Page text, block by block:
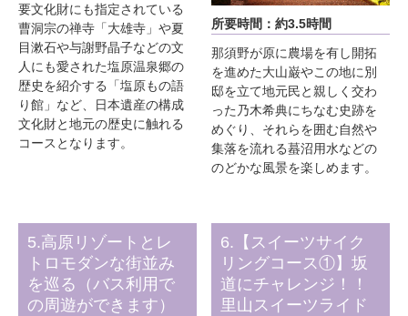
要文化財にも指定されている
曹洞宗の禅寺「大雄寺」や夏
目漱石や与謝野晶子などの文
人にも愛された塩原温泉郷の
歴史を紹介する「塩原もの語
り館」など、日本遺産の構成
文化財と地元の歴史に触れる
コースとなります。
所要時間：約3.5時間
那須野が原に農場を有し開拓
を進めた大山巌やこの地に別
邸を立て地元民と親しく交わ
った乃木希典にちなむ史跡を
めぐり、それらを囲む自然や
集落を流れる蟇沼用水などの
のどかな風景を楽しめます。
5.高原リゾートとレ
トロモダンな街並み
を巡る（バス利用で
の周遊ができます）
6.【スイーツサイク
リングコース①】坂
道にチャレンジ！！
里山スイーツライド